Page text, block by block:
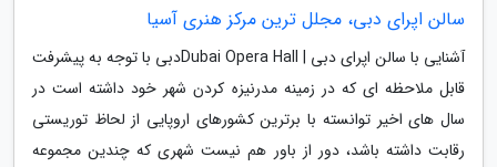
سالن اپرای دبی، مجلل ترین مرکز هنری آسیا
آشنایی با سالن اپرای دبی | Dubai Opera Hallدبی با توجه به پیشرفت
قابل ملاحظه ای که در زمینه مدرنیزه کردن شهر خود داشته است در
سال های اخیر توانسته با برترین کشورهای اروپایی از لحاظ توریستی
رقابت داشته باشد، دور از باور هم نیست شهری که چندین مجموعه